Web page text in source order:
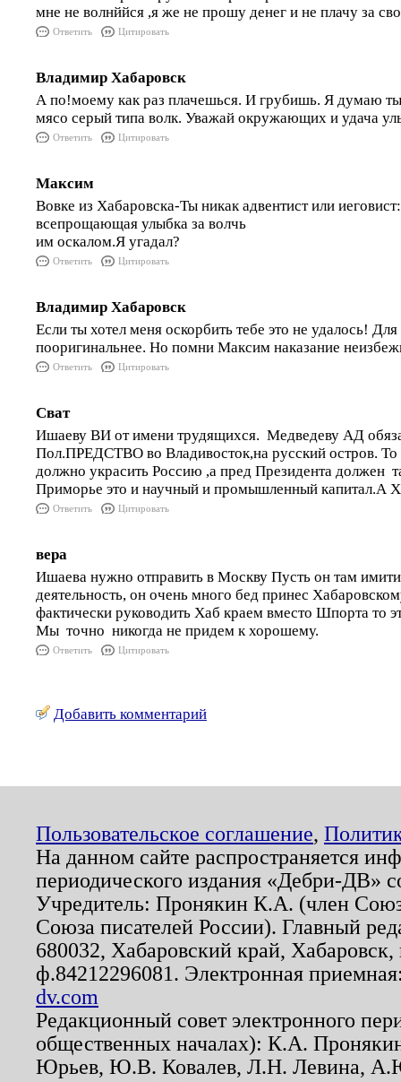
мне не волнййся ,я же не прошу денег и не плачу за
Ответить Цитировать
Владимир Хабаровск
А по!моему как раз плачешься. И грубишь. Я думаю ты
мясо серый типа волк. Уважай окружающих и удача
Ответить Цитировать
Максим
Вовке из Хабаровска-Ты никак адвентист или
всепрощающая улыбка за волчь
им оскалом.Я угадал?
Ответить Цитировать
Владимир Хабаровск
Если ты хотел меня оскорбить тебе это не удалось!
пооригинальнее. Но помни Максим наказание
Ответить Цитировать
Сват
Ишаеву ВИ от имени трудящихся. Медведеву АД
Пол.ПРЕДСТВО во Владивосток,на русский остров. То
должно украсить Россию ,а пред Президента должен
Приморье это и научный и промышленный капитал.А
Ответить Цитировать
вера
Ишаева нужно отправить в Москву Пусть он там
деятельность, он очень много бед принес
фактически руководить Хаб краем вместо Шпорта то
Мы точно никогда не придем к хорошему.
Ответить Цитировать
Добавить комментарий
Пользовательское соглашение,
На данном сайте распространяется
периодического издания «Дебри-ДВ»
Учредитель: Пронякин К.А. (член
Союза писателей России). Главный
680032, Хабаровский край,
ф.84212296081. Электронная
dv.com
Редакционный совет электронного
общественных началах): К.А.
Юрьев, Ю.В. Ковалев, Л.Н. Левина,